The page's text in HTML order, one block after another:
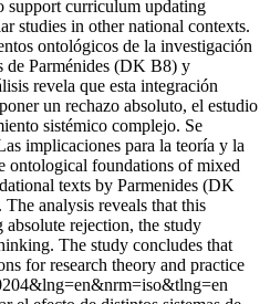
support curriculum updating
studies in other national contexts.
ontológicos de la investigación
de Parménides (DK B8) y
revela que esta integración
un rechazo absoluto, el estudio
sistémico complejo. Se
implicaciones para la teoría y la
ontological foundations of mixed
texts by Parmenides (DK
analysis reveals that this
rejection, the study
The study concludes that
for research theory and practice